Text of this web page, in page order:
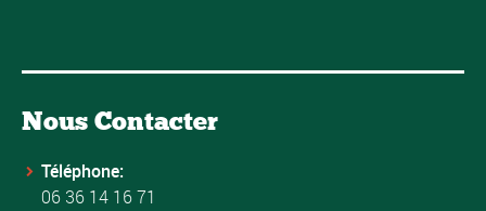
Nous Contacter
Téléphone:
06 36 14 16 71